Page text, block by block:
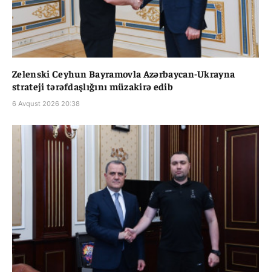
Zelenski Ceyhun Bayramovla Azərbaycan-Ukrayna
strateji tərəfdaşlığını müzakirə edib
6 Avqust 2026 20:38